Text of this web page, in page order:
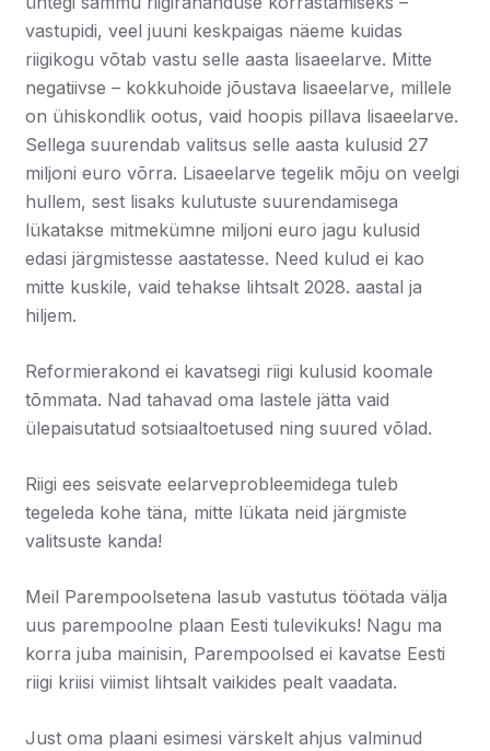
vastupidi, veel juuni keskpaigas näeme kuidas
riigikogu võtab vastu selle aasta lisaeelarve. Mitte
negatiivse – kokkuhoide jõustava lisaeelarve, millele
on ühiskondlik ootus, vaid hoopis pillava lisaeelarve.
Sellega suurendab valitsus selle aasta kulusid 27
miljoni euro võrra. Lisaeelarve tegelik mõju on veelgi
hullem, sest lisaks kulutuste suurendamisega
lükatakse mitmekümne miljoni euro jagu kulusid
edasi järgmistesse aastatesse. Need kulud ei kao
mitte kuskile, vaid tehakse lihtsalt 2028. aastal ja
hiljem.
Reformierakond ei kavatsegi riigi kulusid koomale
tõmmata. Nad tahavad oma lastele jätta vaid
ülepaisutatud sotsiaaltoetused ning suured võlad.
Riigi ees seisvate eelarveprobleemidega tuleb
tegeleda kohe täna, mitte lükata neid järgmiste
valitsuste kanda!
Meil Parempoolsetena lasub vastutus töötada välja
uus parempoolne plaan Eesti tulevikuks! Nagu ma
korra juba mainisin, Parempoolsed ei kavatse Eesti
riigi kriisi viimist lihtsalt vaikides pealt vaadata.
Just oma plaani esimesi värskelt ahjus valminud